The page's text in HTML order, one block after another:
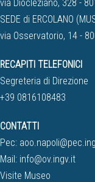
via Diocleziano, 328 -
SEDE di ERCOLANO
via Osservatorio, 14 -
RECAPITI TELEFONICI
Segreteria di Direzione
+39 0816108483
CONTATTI
Pec:
Mail: info@ov.ingv.it
Visite Museo